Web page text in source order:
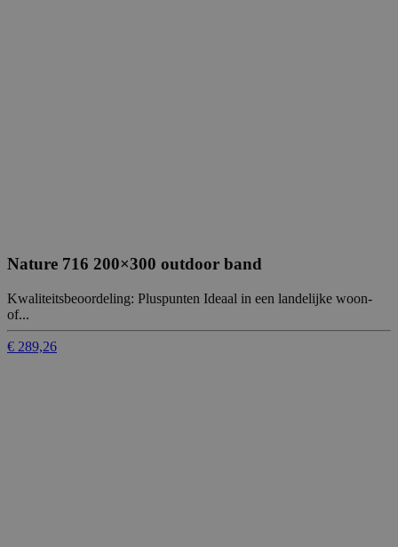
Nature 716 200×300 outdoor band
Kwaliteitsbeoordeling: Pluspunten Ideaal in een landelijke woon-
of...
€ 289,26